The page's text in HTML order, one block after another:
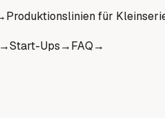
Produktionslinien für
→Start-Ups→FAQ→